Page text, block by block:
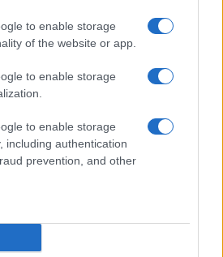
to enable storage
of the website or app.
to enable storage
to enable storage
including authentication
prevention, and other
με βανίλια και τραγανή
για διακόσμηση σπιτιού που
τον χώρο πιο όμορφο και πιο
σας»